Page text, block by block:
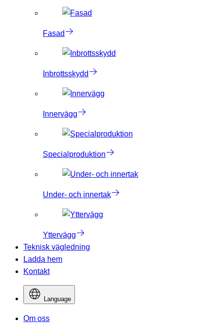
Fasad
Inbrottsskydd
Innervägg
Specialproduktion
Under- och innertak
Yttervägg
Teknisk vägledning
Ladda hem
Kontakt
Language
Om oss